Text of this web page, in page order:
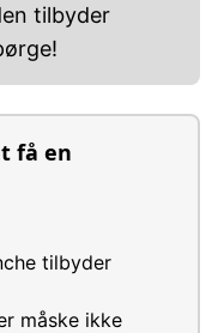
tilbyder
få en
tilbyder
måske ikke